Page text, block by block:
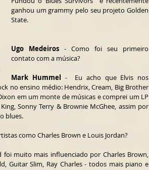
ganhou um grammy pelo seu projeto Golden
State.
Ugo Medeiros - Como foi seu primeiro
contato com a música?
Mark Hummel -  Eu acho que Elvis nos
no ensino médio: Hendrix, Cream, Big Brother
em um monte de músicas e comprei um LP
Sonny Terry & Brownie McGhee, assim por
blues.
como Charles Brown e Louis Jordan?
foi muito mais influenciado por Charles Brown,
Guitar Slim, Ray Charles - todos mais piano e